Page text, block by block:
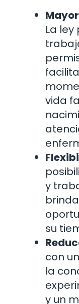
La
vida
y
su
con
la
y un